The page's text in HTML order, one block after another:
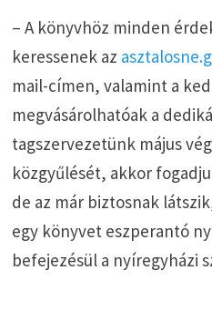
– A könyvhöz minden
keressenek az
mail-címen, valamint a
megvásárolhatóak a
tagszervezetünk május
közgyűlését, akkor
de az már biztosnak
egy könyvet eszperantó
befejezésül a nyíregyházi